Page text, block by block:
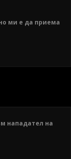
ми е да приема
нападател на